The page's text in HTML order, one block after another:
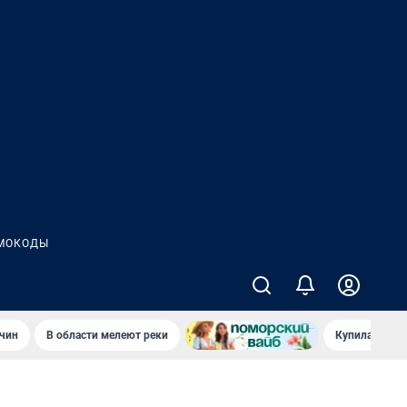
В области мелеют реки Купила